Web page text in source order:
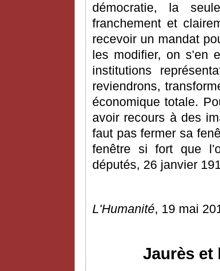
démocratie, la
franchement et
recevoir un mandat
les modifier, on s'en
institutions
reviendrons,
économique totale.
avoir recours à des
faut pas fermer sa
fenêtre si fort que
députés, 26 janvier
L'Humanité, 19 mai
Jaurès et